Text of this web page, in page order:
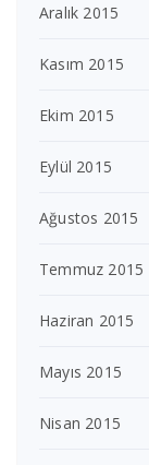
Aralık 2015
Kasım 2015
Ekim 2015
Eylül 2015
Ağustos 2015
Temmuz 2015
Haziran 2015
Mayıs 2015
Nisan 2015